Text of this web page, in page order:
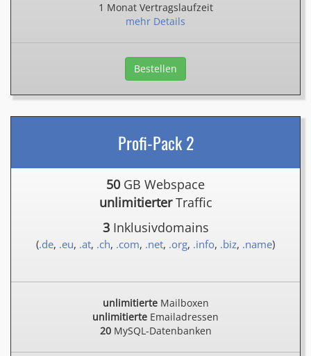
1 Monat Vertragslaufzeit
mehr Details
Bestellen
Profi-Pack 2
50 GB Webspace
unlimitierterTraffic
3Inklusivdomains
(.de, .eu, .at, .ch, .com, .net, .org, .info, .biz, .name)
unlimitierteMailboxen
unlimitierte Emailadressen
20MySQL-Datenbanken